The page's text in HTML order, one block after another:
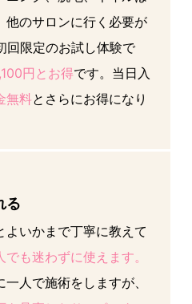
他のサロンに行く必要が
回限定のお試し体験で
円とお得です。当日入
無料とさらにお得になり
る
いかまで丁寧に教えて
も迷わずに使えます。
人で施術をしますが、